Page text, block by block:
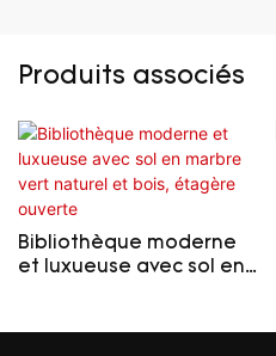
Produits associés
Bibliothèque moderne
et luxueuse avec sol en